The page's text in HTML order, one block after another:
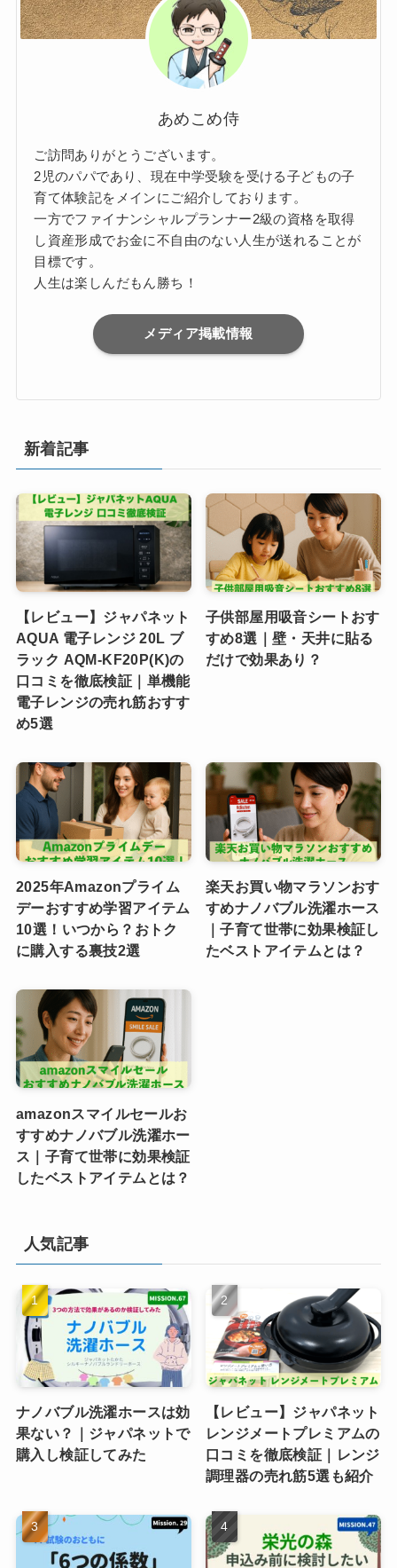
あめこめ侍
ご訪問ありがとうございます。
2児のパパであり、現在中学受験を受ける子どもの子
育て体験記をメインにご紹介しております。
一方でファイナンシャルプランナー2級の資格を取得
し資産形成でお金に不自由のない人生が送れることが
目標です。
人生は楽しんだもん勝ち！
メディア掲載情報
新着記事
【レビュー】ジャパネット
AQUA 電子レンジ 20L ブ
ラック AQM-KF20P(K)の
口コミを徹底検証｜単機能
電子レンジの売れ筋おすす
め5選
子供部屋用吸音シートおす
すめ8選｜壁・天井に貼る
だけで効果あり？
2025年Amazonプライム
デーおすすめ学習アイテム
10選！いつから？おトク
に購入する裏技2選
楽天お買い物マラソンおす
すめナノバブル洗濯ホース
｜子育て世帯に効果検証し
たベストアイテムとは？
amazonスマイルセールお
すすめナノバブル洗濯ホー
ス｜子育て世帯に効果検証
したベストアイテムとは？
人気記事
ナノバブル洗濯ホースは効
果ない？｜ジャパネットで
購入し検証してみた
【レビュー】ジャパネット
レンジメートプレミアムの
口コミを徹底検証｜レンジ
調理器の売れ筋5選も紹介